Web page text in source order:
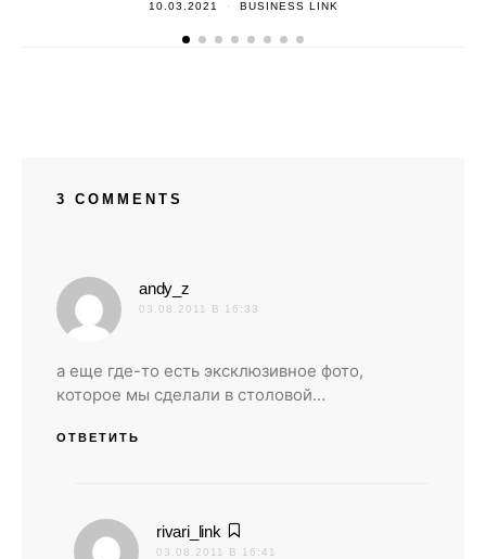
10.03.2021 BUSINESS LINK
3 COMMENTS
andy_z
03.08.2011 В 16:33
а еще где-то есть эксклюзивное фото,
которое мы сделали в столовой…
ОТВЕТИТЬ
rivari_link
03.08.2011 В 16:41